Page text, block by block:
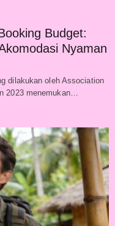
Budget:
Nyaman
dilakukan oleh Association
2023 menemukan…